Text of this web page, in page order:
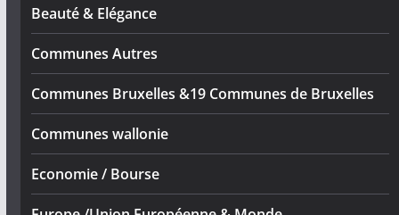
Beauté & Elégance
Communes Autres
Communes Bruxelles &19 Communes de Bruxelles
Communes wallonie
Economie / Bourse